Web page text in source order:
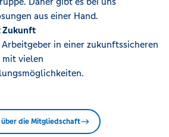
aus einer Hand.
Zukunft
in einer zukunftssicheren
mit vielen
über die Mitgliedschaft